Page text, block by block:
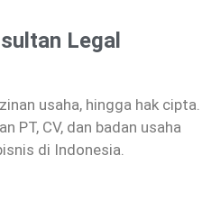
Legal
usaha, hingga hak cipta.
PT, CV, dan badan usaha
di Indonesia.